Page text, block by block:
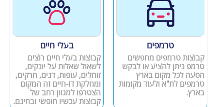
טרמפים
קבוצות טרמפים מחפשים
טרמפ ניתן להציע או לבקש
הסעה לכל מקום בארץ
טרמפים לת"א ולעוד מקומות
בארץ.
בעלי חיים
קבוצות בעלי חיים רוצים
לשאול שאלות על יונקים,
זוחלים, עופות, דגים, חרקים,
ומחלקת דו-חיים זה המקום
הצטרפו למגוון רחב של
קבוצות עכשיו חופשי ובחינם.